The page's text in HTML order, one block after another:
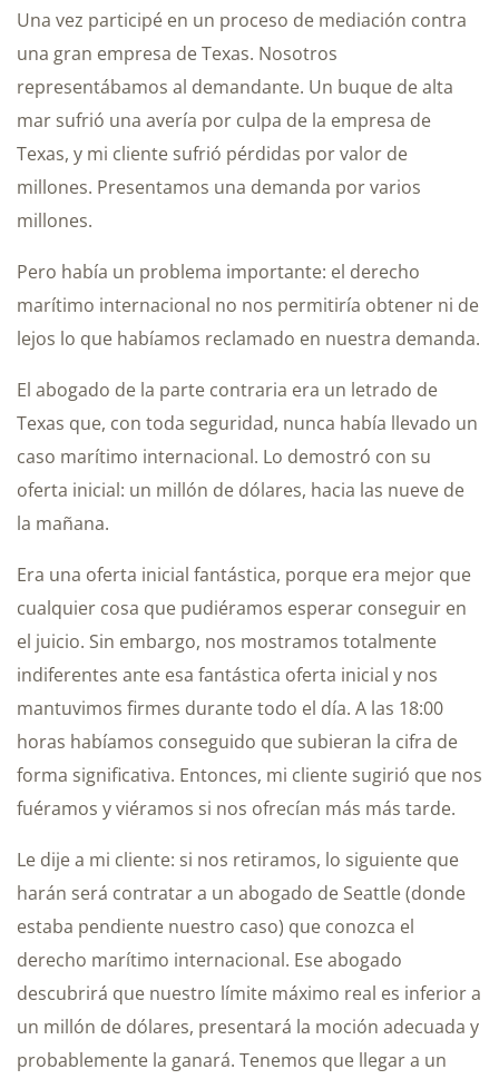
Una vez participé en un proceso de mediación contra
una gran empresa de Texas. Nosotros
representábamos al demandante. Un buque de alta
mar sufrió una avería por culpa de la empresa de
Texas, y mi cliente sufrió pérdidas por valor de
millones. Presentamos una demanda por varios
millones.
Pero había un problema importante: el derecho
marítimo internacional no nos permitiría obtener ni de
lejos lo que habíamos reclamado en nuestra demanda.
El abogado de la parte contraria era un letrado de
Texas que, con toda seguridad, nunca había llevado un
caso marítimo internacional. Lo demostró con su
oferta inicial: un millón de dólares, hacia las nueve de
la mañana.
Era una oferta inicial fantástica, porque era mejor que
cualquier cosa que pudiéramos esperar conseguir en
el juicio. Sin embargo, nos mostramos totalmente
indiferentes ante esa fantástica oferta inicial y nos
mantuvimos firmes durante todo el día. A las 18:00
horas habíamos conseguido que subieran la cifra de
forma significativa. Entonces, mi cliente sugirió que nos
fuéramos y viéramos si nos ofrecían más más tarde.
Le dije a mi cliente: si nos retiramos, lo siguiente que
harán será contratar a un abogado de Seattle (donde
estaba pendiente nuestro caso) que conozca el
derecho marítimo internacional. Ese abogado
descubrirá que nuestro límite máximo real es inferior a
un millón de dólares, presentará la moción adecuada y
probablemente la ganará. Tenemos que llegar a un